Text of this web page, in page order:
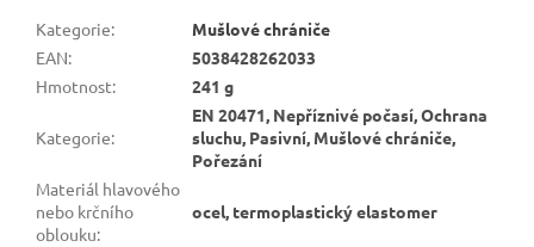
Kategorie:
Mušlové chrániče
EAN:
5038428262033
Hmotnost: 241 g
Kategorie:
EN 20471, Nepříznivé počasí, Ochrana
sluchu, Pasivní, Mušlové chrániče,
Pořezání
Materiál hlavového
nebo krčního
oblouku:
ocel, termoplastický elastomer